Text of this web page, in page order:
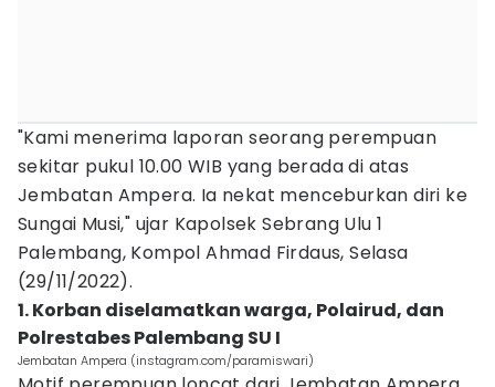
"Kami menerima laporan seorang perempuan
sekitar pukul 10.00 WIB yang berada di atas
Jembatan Ampera. Ia nekat menceburkan diri ke
Sungai Musi," ujar Kapolsek Sebrang Ulu 1
Palembang, Kompol Ahmad Firdaus, Selasa
(29/11/2022).
1. Korban diselamatkan warga, Polairud, dan
Polrestabes Palembang SU I
Jembatan Ampera (instagram.com/paramiswari)